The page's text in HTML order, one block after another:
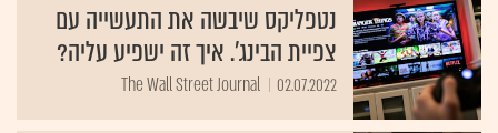
נטפליקס שיבשה את התעשייה עם
צפיית הבינג'. איך זה ישפיע עליה?
02.07.2022
The Wall Street Journal